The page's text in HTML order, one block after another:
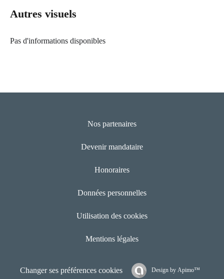
Autres visuels
Pas d'informations disponibles
Nos partenaires
Devenir mandataire
Honoraires
Données personnelles
Utilisation des cookies
Mentions légales
Changer ses préférences cookies Design by Apimo™